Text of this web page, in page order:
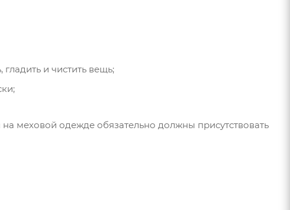
и чистить вещь;
меховой одежде обязательно должны присутствовать